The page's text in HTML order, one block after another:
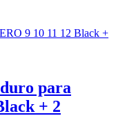
para
+ 2